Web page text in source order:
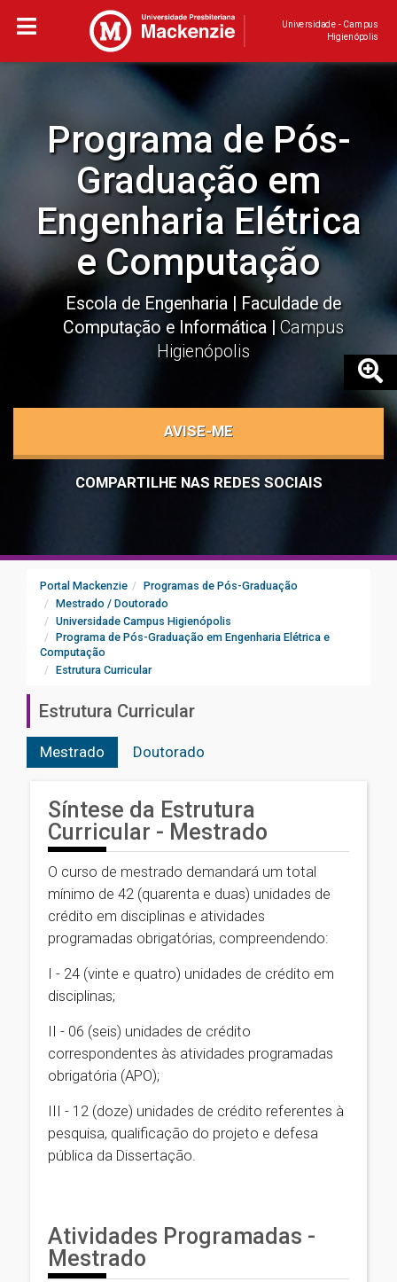
Universidade - Campus
Higienópolis
Programa de Pós-
Graduação em
Engenharia Elétrica
e Computação
Escola de Engenharia
Faculdade de
Computação e Informática
Campus
Higienópolis
AVISE-ME
COMPARTILHE NAS REDES SOCIAIS
Portal Mackenzie
Programas de Pós-Graduação
Mestrado / Doutorado
Universidade Campus Higienópolis
Programa de Pós-Graduação em Engenharia Elétrica e
Computação
Estrutura Curricular
Estrutura Curricular
Mestrado Doutorado
Síntese da Estrutura
Curricular - Mestrado
O curso de mestrado demandará um total
mínimo de 42 (quarenta e duas) unidades de
crédito em disciplinas e atividades
programadas obrigatórias, compreendendo:
I - 24 (vinte e quatro) unidades de crédito em
disciplinas;
II - 06 (seis) unidades de crédito
correspondentes às atividades programadas
obrigatória (APO);
III - 12 (doze) unidades de crédito referentes à
pesquisa, qualificação do projeto e defesa
pública da Dissertação.
Atividades Programadas -
Mestrado